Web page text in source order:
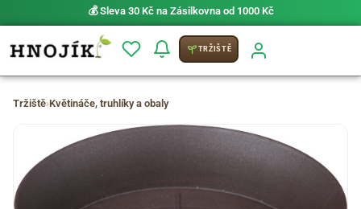
💰 Sleva 30 Kč na Zásilkovna od 1000 Kč
TRŽIŠTĚ
Tržiště›Květináče, truhlíky a obaly